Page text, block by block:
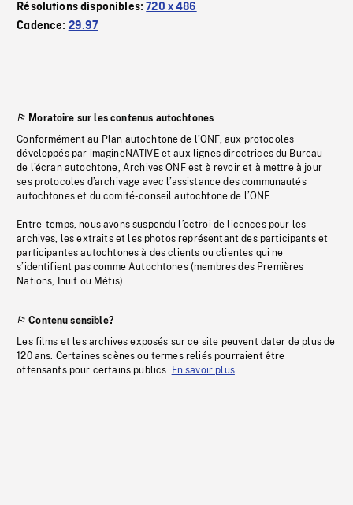
Résolutions disponibles:720 x 486
Cadence: 29.97
Moratoire sur les contenus autochtones
Conformément au Plan autochtone de l’ONF, aux protocoles
développés par imagineNATIVE et aux lignes directrices du Bureau
de l’écran autochtone, Archives ONF est à revoir et à mettre à jour
ses protocoles d’archivage avec l’assistance des communautés
autochtones et du comité-conseil autochtone de l’ONF.
Entre-temps, nous avons suspendu l’octroi de licences pour les
archives, les extraits et les photos représentant des participants et
participantes autochtones à des clients ou clientes qui ne
s’identifient pas comme Autochtones (membres des Premières
Nations, Inuit ou Métis).
Contenu sensible?
Les films et les archives exposés sur ce site peuvent dater de plus de
120 ans. Certaines scènes ou termes reliés pourraient être
offensants pour certains publics. En savoir plus